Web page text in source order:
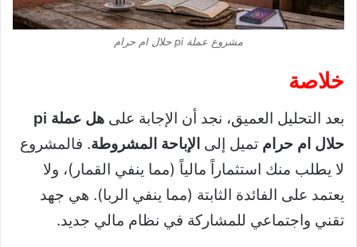
مشروع عملة pi حلال ام حرام
خلاصة
بعد التحليل العميق، نجد أن الإجابة على
هل عملة pi
حلال ام حرام تميل إلى الإباحة المشروطة. فالمشروع
لا يطلب منك استثماراً مالياً (مما ينفي القمار)، ولا
يعتمد على الفائدة الثابتة (مما ينفي الربا). هي جهد
تقني واجتماعي للمشاركة في نظام مالي جديد.